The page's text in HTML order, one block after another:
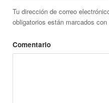
Tu dirección de correo
obligatorios están marcados con
Comentario